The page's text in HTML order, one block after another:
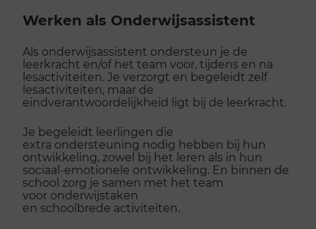
Werken als Onderwijsassistent
Als onderwijsassistent ondersteun je de
leerkracht en/of het team voor, tijdens en na
lesactiviteiten. Je verzorgt en begeleidt zelf
lesactiviteiten, maar de
eindverantwoordelijkheid ligt bij de leerkracht.
Je begeleidt leerlingen die
extra ondersteuning nodig hebben bij hun
ontwikkeling, zowel bij het leren als in hun
sociaal-emotionele ontwikkeling. En binnen de
school zorg je samen met het team
voor onderwijstaken
en schoolbrede activiteiten.